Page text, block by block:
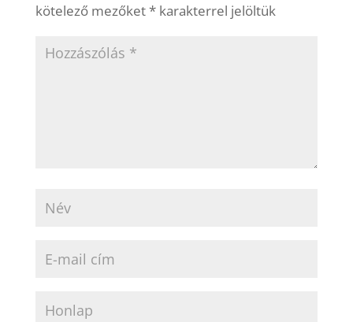
kötelező mezőket*karakterrel jelöltük